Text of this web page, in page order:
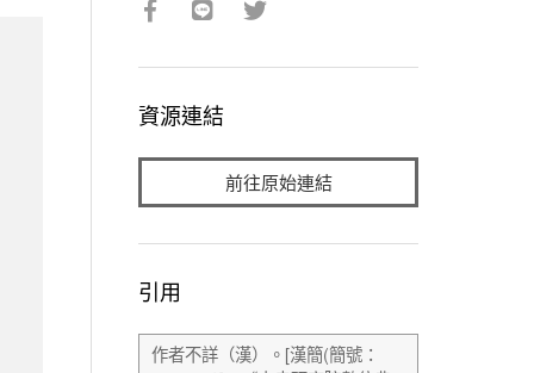
資源連結
前往原始連結
引用